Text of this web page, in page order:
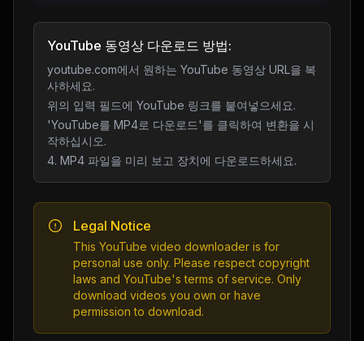
YouTube 동영상 다운로드 방법:
youtube.com에서 원하는 YouTube 동영상 URL을 복
사하세요.
위의 입력 필드에 YouTube 링크를 붙여넣으세요.
'YouTube를 MP4로 다운로드'를 클릭하여 변환을 시
작하십시오.
4. MP4 파일을 미리 보고 장치에 다운로드하세요.
Legal Notice
This YouTube video downloader is for
personal use only. Please respect copyright
laws and YouTube's terms of service. Only
download videos you own or have
permission to download.